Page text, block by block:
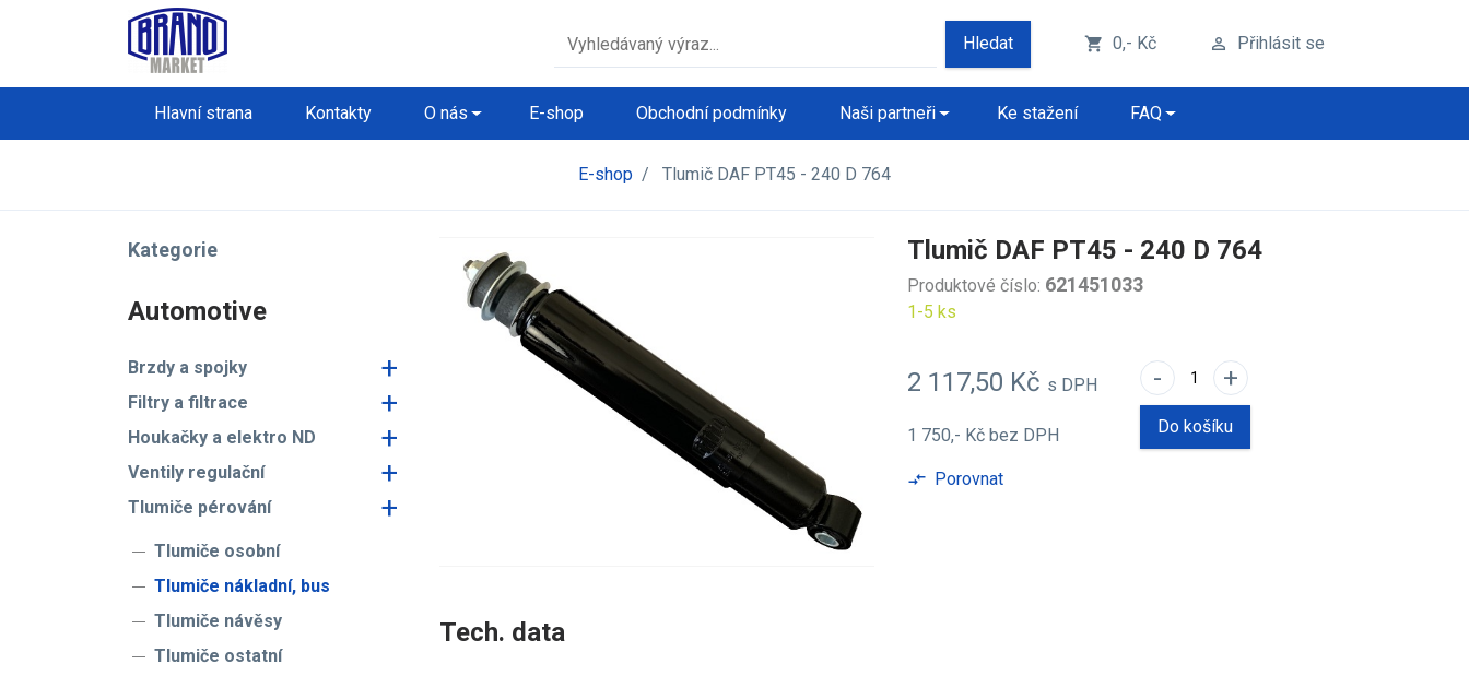
Hledat shopping_cart 0,- Kč perm_identity Přihlásit se
Hlavní strana Kontakty O nás E-shop Obchodní podmínky Naši partneři Ke stažení FAQ
E-shop / Tlumič DAF PT45 - 240 D 764
Kategorie
Automotive
Brzdy a spojky +
Filtry a filtrace +
Houkačky a elektro ND +
Ventily regulační +
Tlumiče pérování +
Tlumiče osobní
Tlumiče nákladní, bus
Tlumiče návěsy
Tlumiče ostatní
Tlumič DAF PT45 - 240 D 764
Produktové číslo: 621451033
1-5 ks
2 117,50 Kč s DPH
1 750,- Kč bez DPH
- +
Do košíku
compare_arrows Porovnat
Tech. data